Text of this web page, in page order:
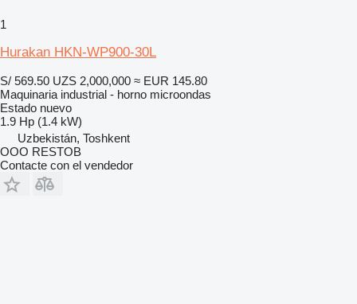
1
Hurakan HKN-WP900-30L
S/ 569.50 UZS 2,000,000 ≈ EUR 145.80
Maquinaria industrial - horno microondas
Estado nuevo
1.9 Hp (1.4 kW)
Uzbekistán, Toshkent
OOO RESTOB
Contacte con el vendedor